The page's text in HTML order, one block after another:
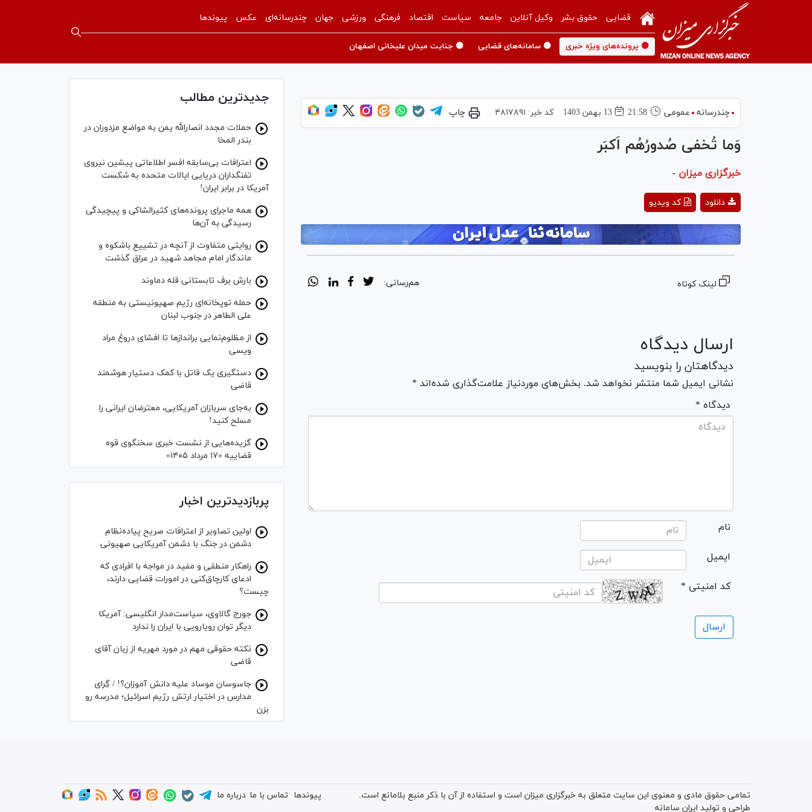
قضایی حقوق بشر وکیل آنلاین جامعه سیاست اقتصاد فرهنگی ورزشی جهان چندرسانه‌ای عکس پیوندها
🟡 پرونده‌های ویژه خبری 🟡 سامانه‌های قضایی 🟡 جنایت میدان علیخانی اصفهان
چندرسانه عمومی 21:58 13 بهمن 1403 کد خبر: ۴۸۱۷۸۹۱ چاپ
وَما تُخفی صُدورُهُم اَکبَر
خبرگزاری میزان -
Video
کد ویدیو دانلود
لینک کوتاه هم‌رسانی:
ارسال دیدگاه
دیدگاهتان را بنویسید
نشانی ایمیل شما منتشر نخواهد شد. بخش‌های موردنیاز علامت‌گذاری شده‌اند *
* دیدگاه
نام
ایمیل
* کد امنیتی
جدیدترین مطالب
حملات مجدد انصارالله یمن به مواضع مزدوران در
بندر المخا
اعترافات بی‌سابقه افسر اطلاعاتی پیشین نیروی
تفنگداران دریایی ایالات متحده به شکست
آمریکا در برابر ایران!
همه ماجرای پرونده‌های کثیرالشاکی و پیچیدگی
رسیدگی به آن‌ها
روایتی متفاوت از آنچه در تشییع باشکوه و
ماندگار امام مجاهد شهید در عراق گذشت
بارش برف تابستانی قله دماوند
حمله توپخانه‌ای رژیم صهیونیستی به منطقه
علی الطاهر در جنوب لبنان
از مظلوم‌نمایی برانداز‌ها تا افشای دروغ مراد
ویسی
دستگیری یک قاتل با کمک دستیار هوشمند
قاضی
به‌جای سربازان آمریکایی، معترضان ایرانی را
مسلح کنید!
گزیده‌هایی از نشست خبری سخنگوی قوه
قضاییه «۱۷ مرداد ۱۴۰۵»
پربازدیدترین اخبار
اولین تصاویر از اعترافات صریح پیاده‌نظام‌
دشمن در جنگ با دشمن آمریکایی صهیونی
راهکار منطقی و مفید در مواجه با افرادی که
ادعای کارچاق‌کنی در امورات قضایی دارند،
چیست؟
جورج گالاوی، سیاست‌مدار انگلیسی: آمریکا
دیگر توان رویارویی با ایران را ندارد
نکته حقوقی مهم در مورد مهریه از زبان آقای
قاضی
جاسوسان موساد علیه دانش آموزان؟! / گِرای
مدارس در اختیار ارتش رژیم اسرائیل؛ مدرسه رو
بزن
تمامی حقوق مادی و معنوی این سایت متعلق به خبرگزاری میزان است و استفاده از آن با ذکر منبع بلامانع است.
طراحی و تولید ایران سامانه
پیوندها تماس با ما درباره ما